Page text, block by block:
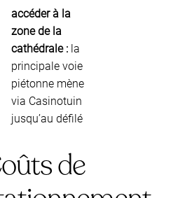
accéder à la
zone de la
cathédrale : la
principale voie
piétonne mène
via Casinotuin
jusqu’au défilé
de